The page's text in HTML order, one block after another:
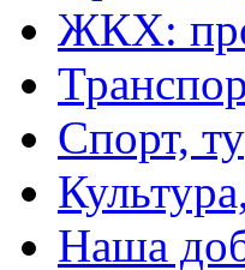
ЖКХ:
Спорт,
Наша